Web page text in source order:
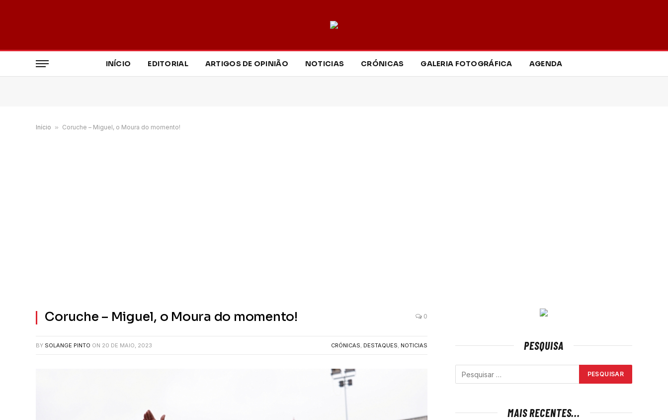
INÍCIO EDITORIAL ARTIGOS DE OPINIÃO NOTICIAS CRÓNICAS GALERIA FOTOGRÁFICA AGENDA
Início » Coruche – Miguel, o Moura do momento!
Coruche – Miguel, o Moura do momento! 0
BY SOLANGE PINTO ON 20 DE MAIO, 2023 CRÓNICAS, DESTAQUES, NOTICIAS PESQUISA
MAIS RECENTES...